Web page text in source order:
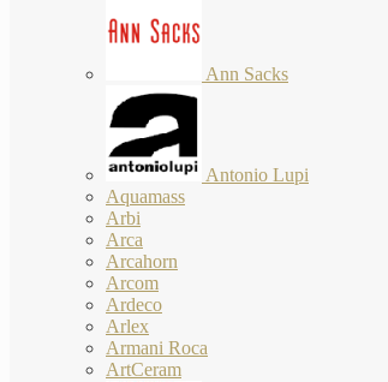
Ann Sacks
Antonio Lupi
Aquamass
Arbi
Arca
Arcahorn
Arcom
Ardeco
Arlex
Armani Roca
ArtCeram